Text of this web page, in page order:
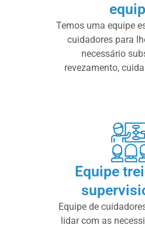
Temos uma equipe
cuidadores para
necessário
revezamento,
Equipe
Equipe de
lidar com as